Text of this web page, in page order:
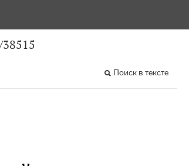
Поиск в тексте